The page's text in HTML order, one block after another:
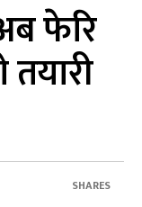
फेरि
SHARES